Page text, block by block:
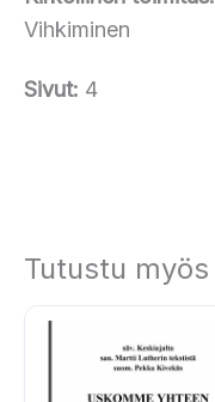
Vihkiminen
Sivut: 4
Tutustu myös